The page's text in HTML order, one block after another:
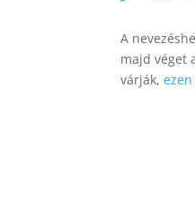
A
majd véget
várják,